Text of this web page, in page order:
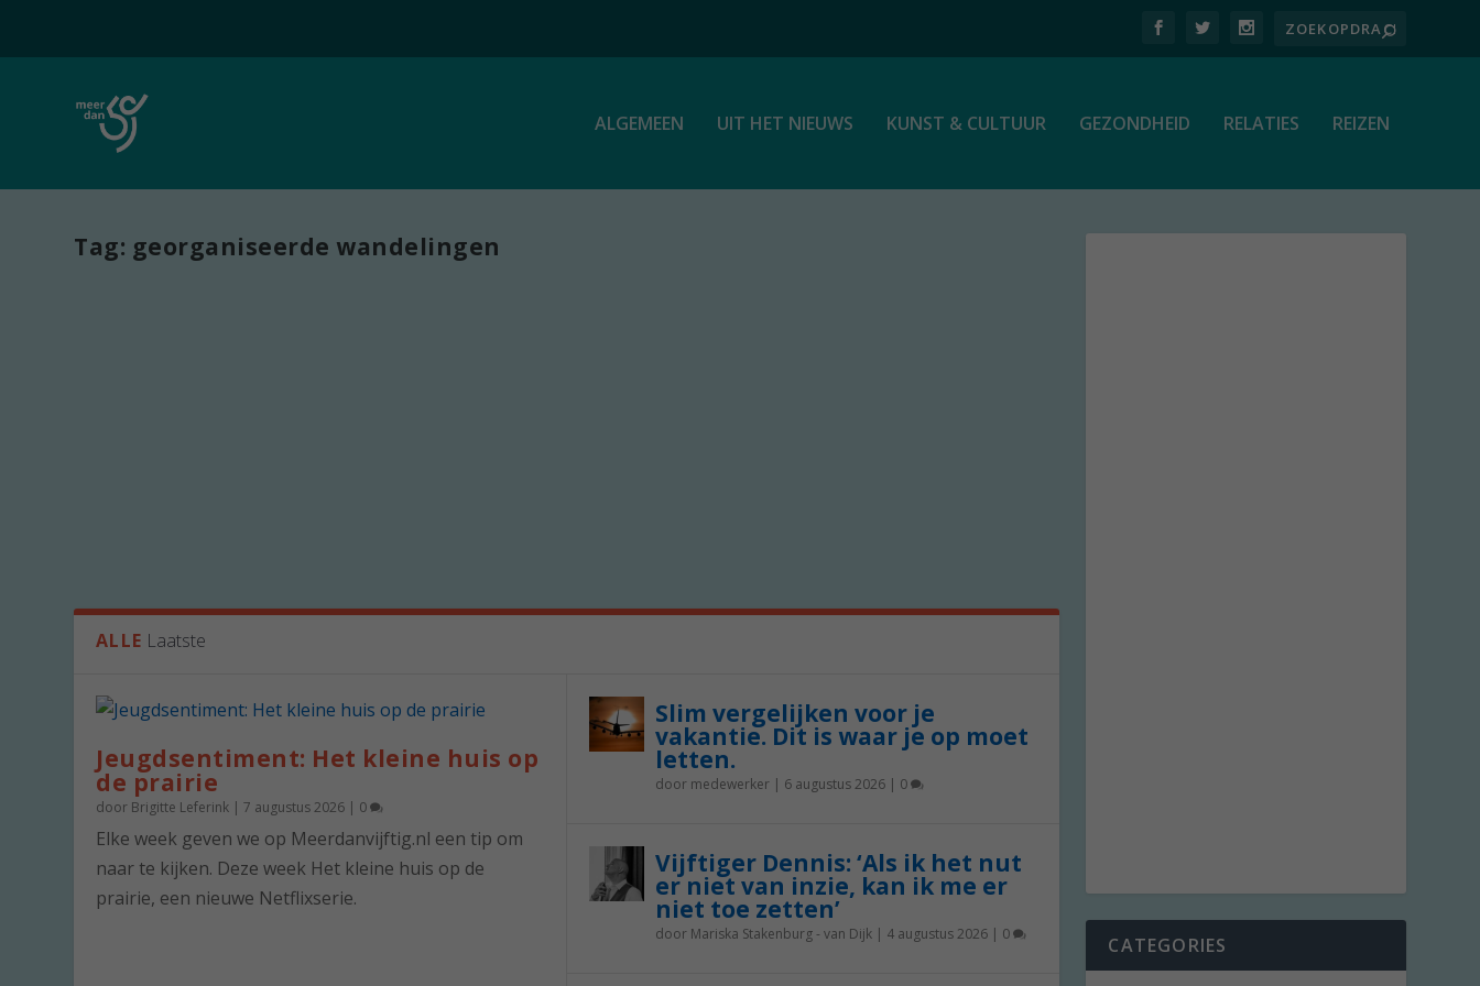
ALGEMEEN UIT HET NIEUWS KUNST & CULTUUR GEZONDHEID RELATIES REIZEN
Tag: georganiseerde wandelingen
ALLE Laatste
Jeugdsentiment: Het kleine huis op
de prairie
door Brigitte Leferink |7 augustus 2026 | 0
Elke week geven we op Meerdanvijftig.nl een tip om
naar te kijken. Deze week Het kleine huis op de
prairie, een nieuwe Netflixserie.
Slim vergelijken voor je
vakantie. Dit is waar je op moet
letten.
door medewerker| 6 augustus 2026| 0
Vijftiger Dennis: ‘Als ik het nut
er niet van inzie, kan ik me er
niet toe zetten’
door Mariska Stakenburg - van Dijk| 4 augustus 2026| 0 CATEGORIES